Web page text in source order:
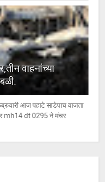
वाहनांच्या
आज पहाटे साडेपाच वाजता
mh14 dt 0295 ने मंचर